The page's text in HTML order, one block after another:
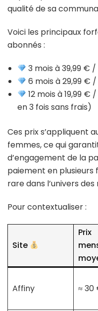
qualité de sa
Voici les principaux
abonnés :
3 mois à 39,99 €
6 mois à 29,99 €
12 mois à 19,99
en 3 fois sans frais)
Ces prix s’appliquent
femmes, ce qui
d’engagement de la
paiement en plusieurs
rare dans l’univers
Pour contextualiser :
Site
Prix
Affiny ≈ 30